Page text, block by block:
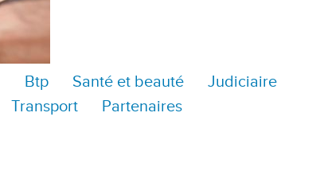
Btp Santé et beauté
Judiciaire
Transport Partenaires